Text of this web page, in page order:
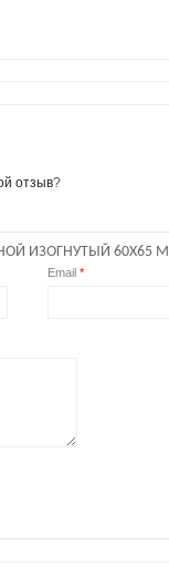
отзыв?
ИЗОГНУТЫЙ 60Х65
Email *